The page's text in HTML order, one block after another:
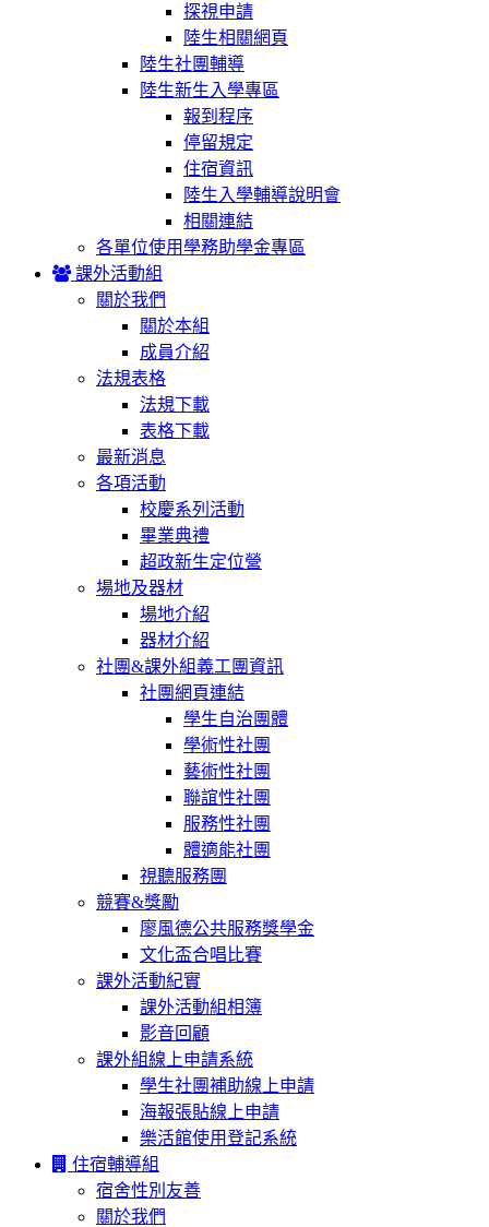
探視申請
陸生相關網頁
陸生社團輔導
陸生新生入學專區
報到程序
停留規定
住宿資訊
陸生入學輔導說明會
相關連結
各單位使用學務助學金專區
課外活動組
關於我們
關於本組
成員介紹
法規表格
法規下載
表格下載
最新消息
各項活動
校慶系列活動
畢業典禮
超政新生定位營
場地及器材
場地介紹
器材介紹
社團&課外組義工團資訊
社團網頁連結
學生自治團體
學術性社團
藝術性社團
聯誼性社團
服務性社團
體適能社團
視聽服務團
競賽&獎勵
廖風德公共服務獎學金
文化盃合唱比賽
課外活動紀實
課外活動組相簿
影音回顧
課外組線上申請系統
學生社團補助線上申請
海報張貼線上申請
樂活館使用登記系統
住宿輔導組
宿舍性別友善
關於我們